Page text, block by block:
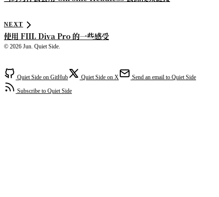
NEXT
使用 FIIL Diva Pro 的一些感受
© 2026 Jun. Quiet Side.
Quiet Side on GitHub Quiet Side on X
Send an email to Quiet Side
Subscribe to Quiet Side